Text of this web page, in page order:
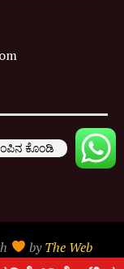
byThe Web
ಕೊಂಡಿ